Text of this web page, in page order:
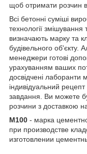
щоб отримати розчин
‍Всі бетонні суміші
технології змішування
визначають марку та
будівельного об'єкту.
менеджери готові
урахуванням ваших
досвідчені лаборанти
індивідуальний
завдання. Ви можете
розчини з доставкою
М100 - марка
при производстве
изготовлении